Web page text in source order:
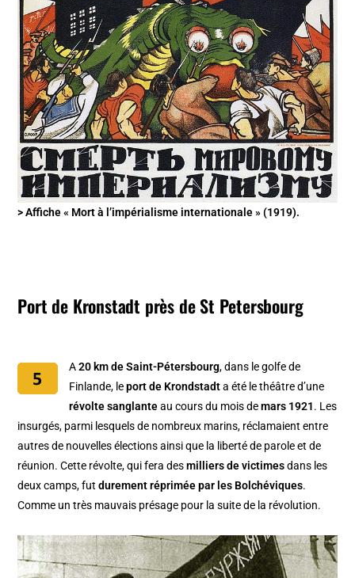
> Affiche « Mort à l’impérialisme internationale » (1919).
Port de Kronstadt près de St Petersbourg
A20 km de Saint-Pétersbourg, dans le golfe de
Finlande, leport de Krondstadta été le théâtre d’une
révolte sanglanteau cours du mois demars 1921. Les
insurgés, parmi lesquels de nombreux marins, réclamaient entre
autres de nouvelles élections ainsi que la liberté de parole et de
réunion. Cette révolte, qui fera desmilliers de victimesdans les
deux camps, futdurement réprimée par les Bolchéviques.
Comme un très mauvais présage pour la suite de la révolution.